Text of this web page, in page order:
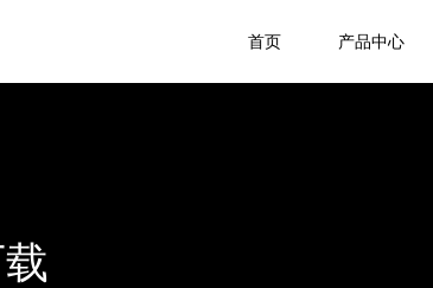
首页 产品中心